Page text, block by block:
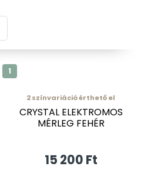
1
2színvariáció érthető el
CRYSTAL ELEKTROMOS
MÉRLEG FEHÉR
15 200 Ft